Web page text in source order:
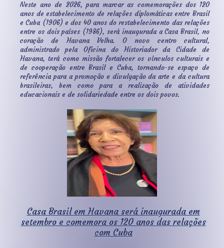
Neste ano de 2026, para marcar as comemorações dos 120
anos de estabelecimento de relações diplomáticas entre Brasil
e Cuba (1906) e dos 40 anos do restabelecimento das relações
entre os dois países (1986), será inaugurada a Casa Brasil, no
coração de Havana Velha. O novo centro cultural,
administrado pela Oficina do Historiador da Cidade de
Havana, terá como missão fortalecer os vínculos culturais e
de cooperação entre Brasil e Cuba, tornando-se espaço de
referência para a promoção e divulgação da arte e da cultura
brasileiras, bem como para a realização de atividades
educacionais e de solidariedade entre os dois povos.
Casa Brasil em Havana será inaugurada em
setembro e comemora os 120 anos das relações
com Cuba